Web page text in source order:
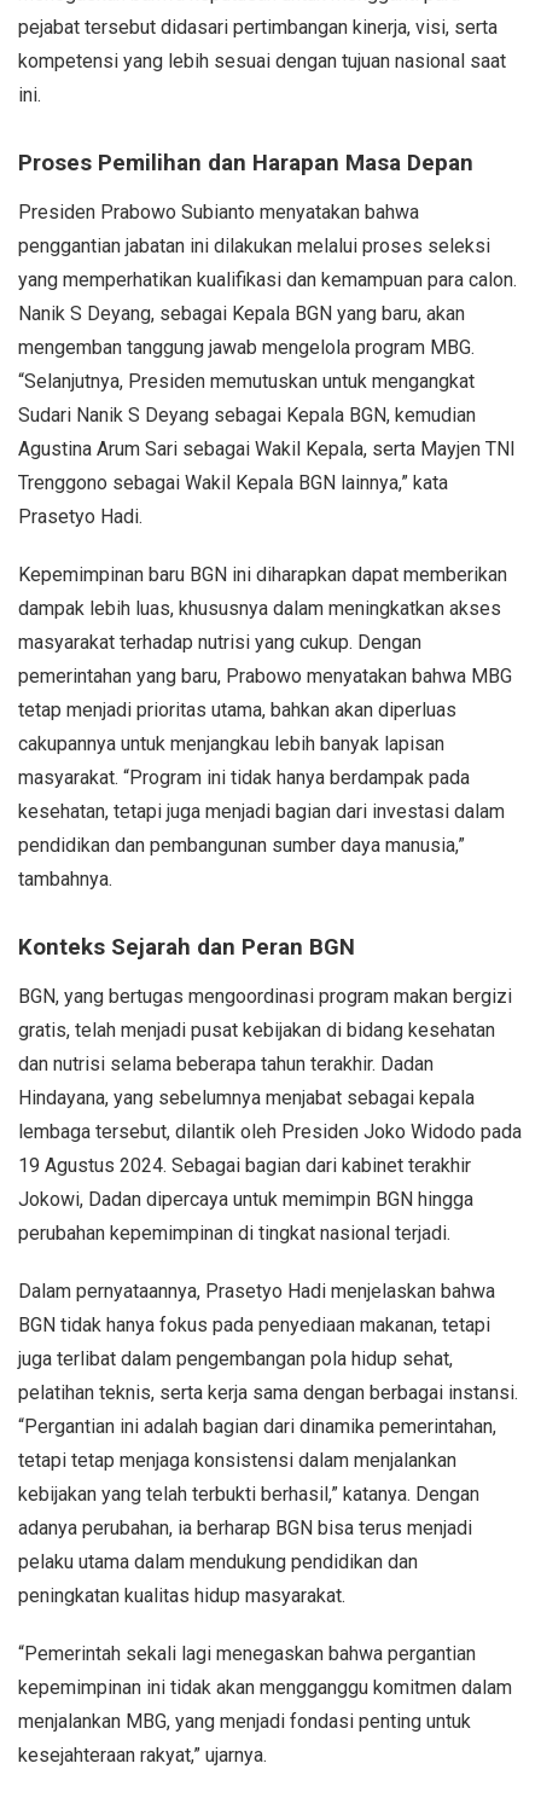
pejabat tersebut didasari pertimbangan kinerja, visi, serta
kompetensi yang lebih sesuai dengan tujuan nasional saat
ini.
Proses Pemilihan dan Harapan Masa Depan
Presiden Prabowo Subianto menyatakan bahwa
penggantian jabatan ini dilakukan melalui proses seleksi
yang memperhatikan kualifikasi dan kemampuan para calon.
Nanik S Deyang, sebagai Kepala BGN yang baru, akan
mengemban tanggung jawab mengelola program MBG.
“Selanjutnya, Presiden memutuskan untuk mengangkat
Sudari Nanik S Deyang sebagai Kepala BGN, kemudian
Agustina Arum Sari sebagai Wakil Kepala, serta Mayjen TNI
Trenggono sebagai Wakil Kepala BGN lainnya,” kata
Prasetyo Hadi.
Kepemimpinan baru BGN ini diharapkan dapat memberikan
dampak lebih luas, khususnya dalam meningkatkan akses
masyarakat terhadap nutrisi yang cukup. Dengan
pemerintahan yang baru, Prabowo menyatakan bahwa MBG
tetap menjadi prioritas utama, bahkan akan diperluas
cakupannya untuk menjangkau lebih banyak lapisan
masyarakat. “Program ini tidak hanya berdampak pada
kesehatan, tetapi juga menjadi bagian dari investasi dalam
pendidikan dan pembangunan sumber daya manusia,”
tambahnya.
Konteks Sejarah dan Peran BGN
BGN, yang bertugas mengoordinasi program makan bergizi
gratis, telah menjadi pusat kebijakan di bidang kesehatan
dan nutrisi selama beberapa tahun terakhir. Dadan
Hindayana, yang sebelumnya menjabat sebagai kepala
lembaga tersebut, dilantik oleh Presiden Joko Widodo pada
19 Agustus 2024. Sebagai bagian dari kabinet terakhir
Jokowi, Dadan dipercaya untuk memimpin BGN hingga
perubahan kepemimpinan di tingkat nasional terjadi.
Dalam pernyataannya, Prasetyo Hadi menjelaskan bahwa
BGN tidak hanya fokus pada penyediaan makanan, tetapi
juga terlibat dalam pengembangan pola hidup sehat,
pelatihan teknis, serta kerja sama dengan berbagai instansi.
“Pergantian ini adalah bagian dari dinamika pemerintahan,
tetapi tetap menjaga konsistensi dalam menjalankan
kebijakan yang telah terbukti berhasil,” katanya. Dengan
adanya perubahan, ia berharap BGN bisa terus menjadi
pelaku utama dalam mendukung pendidikan dan
peningkatan kualitas hidup masyarakat.
“Pemerintah sekali lagi menegaskan bahwa pergantian
kepemimpinan ini tidak akan mengganggu komitmen dalam
menjalankan MBG, yang menjadi fondasi penting untuk
kesejahteraan rakyat,” ujarnya.